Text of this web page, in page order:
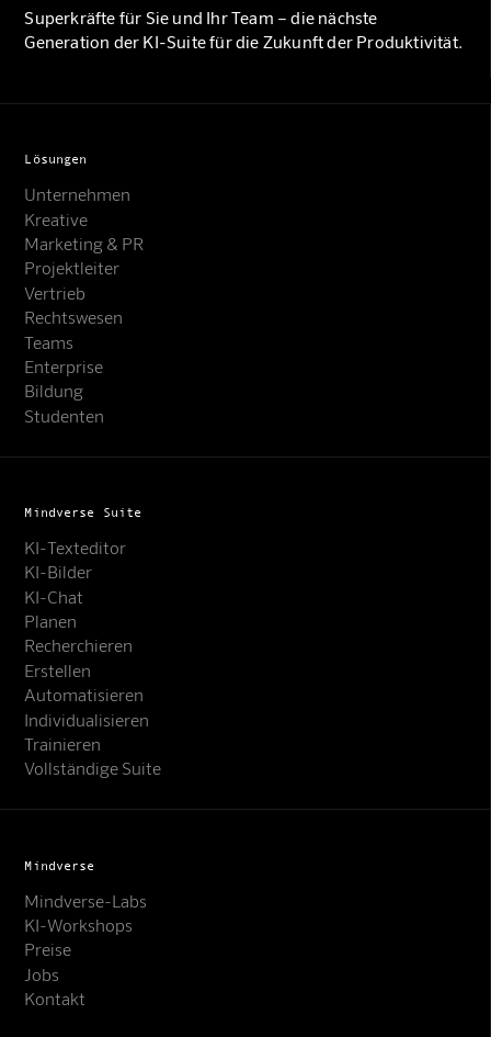
Superkräfte für Sie und Ihr Team – die nächste
Generation der KI-Suite für die Zukunft der Produktivität.
Lösungen
Unternehmen
Kreative
Marketing & PR
Projektleiter
Vertrieb
Rechtswesen
Teams
Enterprise
Bildung
Studenten
Mindverse Suite
KI-Texteditor
KI-Bilder
KI-Chat
Planen
Recherchieren
Erstellen
Automatisieren
Individualisieren
Trainieren
Vollständige Suite
Mindverse
Mindverse-Labs
KI-Workshops
Preise
Jobs
Kontakt